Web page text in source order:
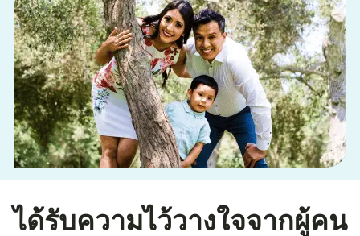
ได้รับความไว้วางใจจากผู้คน